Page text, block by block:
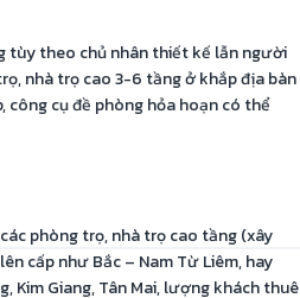
tùy theo chủ nhân thiết kế lẫn người
nhà trọ cao 3-6 tầng ở khắp địa bàn
công cụ đề phòng hỏa hoạn có thể
phòng trọ, nhà trọ cao tầng (xây
cấp như Bắc – Nam Từ Liêm, hay
Giang, Tân Mai, lượng khách thuê